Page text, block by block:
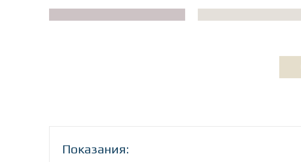
Показания: